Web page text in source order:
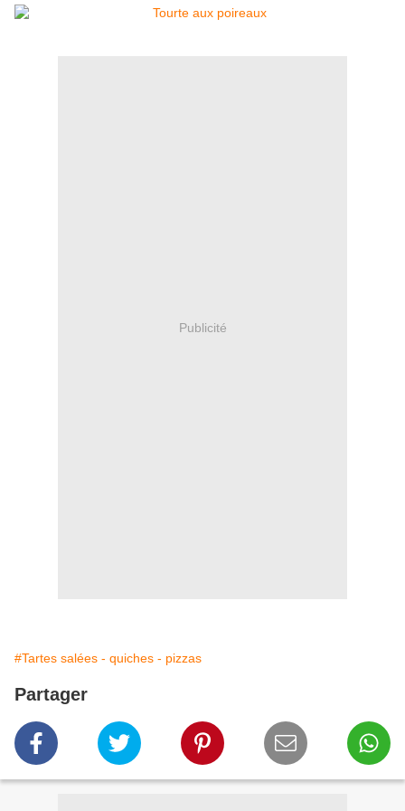
Publicité
#Tartes salées - quiches - pizzas
Partager